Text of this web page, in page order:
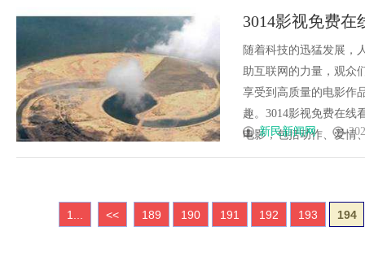
3014影视免费在
随着科技的迅猛发展，
助互联网的力量，观众
享受到高质量的电影作
趣。3014影视免费在线
电影，包括动作、爱情
新民新闻网
1... << 189 190 191 192 193 194